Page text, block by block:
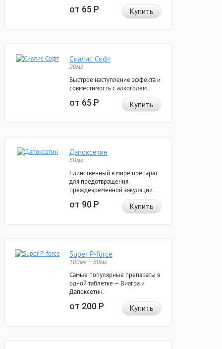
от 65Р Купить
Сиалис Софт
20мг
Быстрое наступление эффекта и
совместимость с алкоголем.
от 65Р Купить
Дапоксетин
60мг
Единственный в мире препарат
для предотвращения
преждевременной эякуляции.
от 90Р Купить
Super P-force
100мг + 60мг
Самые популярные препараты в
одной таблетке — Виагра и
Дапоксетин.
от 200Р Купить